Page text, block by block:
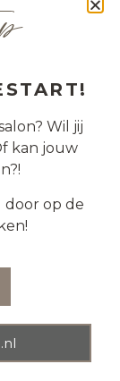
en
Wil jij
kan jouw
door op de